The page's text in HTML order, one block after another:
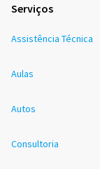
Serviços
Assistência Técnica
Aulas
Autos
Consultoria